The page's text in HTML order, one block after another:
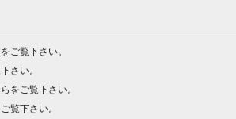
をご覧下さい。
さい。
をご覧下さい。
覧下さい。